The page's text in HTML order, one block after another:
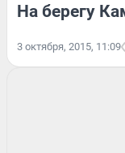
На берегу
3 октября, 2015, 11:09